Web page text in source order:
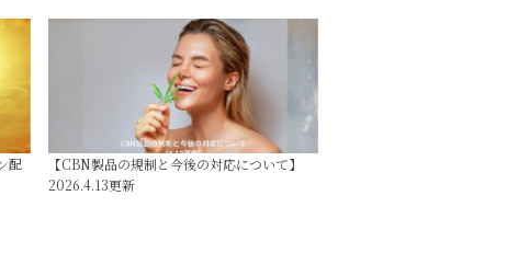
配
【CBN製品の規制と今後の対応について】
2026.4.13更新